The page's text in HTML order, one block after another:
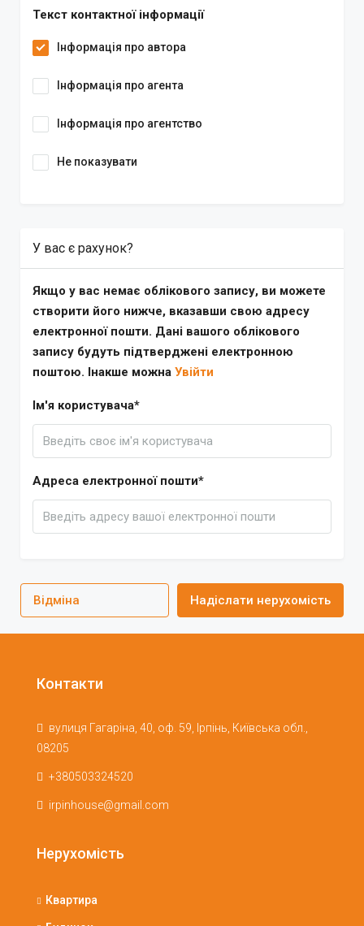
Текст контактної інформації
Інформація про автора
Інформація про агента
Інформація про агентство
Не показувати
У вас є рахунок?
Якщо у вас немає облікового запису, ви можете
створити його нижче, вказавши свою адресу
електронної пошти. Дані вашого облікового
запису будуть підтверджені електронною
поштою. Інакше можна Увійти
Ім'я користувача*
Адреса електронної пошти*
Відміна Надіслати нерухомість
Контакти
вулиця Гагаріна, 40, оф. 59, Ірпінь, Київська обл.,
08205
+380503324520
irpinhouse@gmail.com
Нерухомість
Квартира